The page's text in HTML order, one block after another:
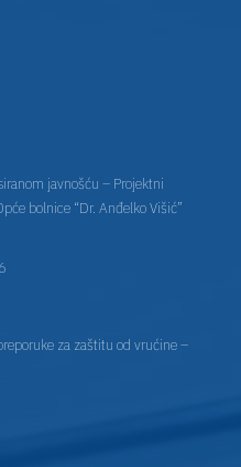
javnošću – Projektni
bolnice “Dr. Anđelko Višić”
za zaštitu od vrućine –